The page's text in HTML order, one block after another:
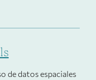
de datos espaciales